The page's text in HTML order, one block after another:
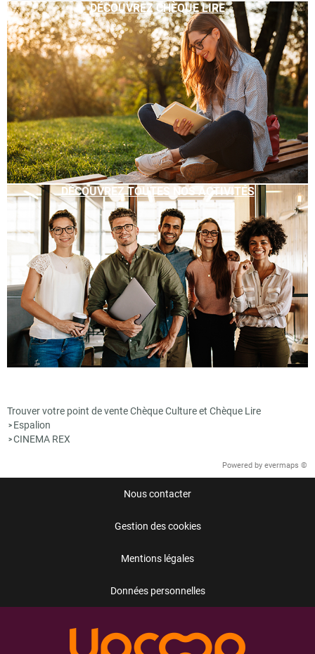
DÉCOUVREZ CHÈQUE LIRE
DÉCOUVREZ TOUTES NOS ACTIVITÉS
Trouver votre point de vente Chèque Culture et Chèque Lire
> Espalion
>CINEMA REX
Powered by evermaps ©
Nous contacter
Gestion des cookies
Mentions légales
Données personnelles